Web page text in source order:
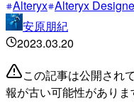
Alteryx Alteryx
安原朋紀
2023.03.20
この記事は公開され
報が古い可能性がありま